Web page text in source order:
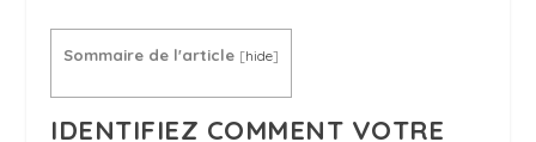
Sommaire de l'article [hide]
IDENTIFIEZ COMMENT VOTRE